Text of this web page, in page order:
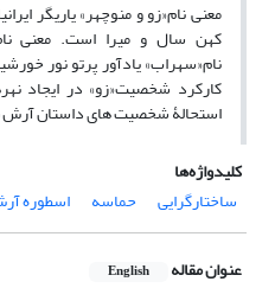
معنی نام«زو و منوچهر» یاریگر
کهن سال و میرا است. معنی
نام«سهراب» یادآور پرتو نور
کارکرد شخصیت«زو» در ایجاد
استحالۀ شخصیت های داستان
کلیدواژه‌ها
ساختارگرایی
حماسه اسطوره
عنوان مقاله English